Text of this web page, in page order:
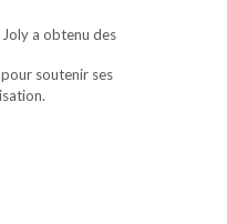
Joly a obtenu des
soutenir ses